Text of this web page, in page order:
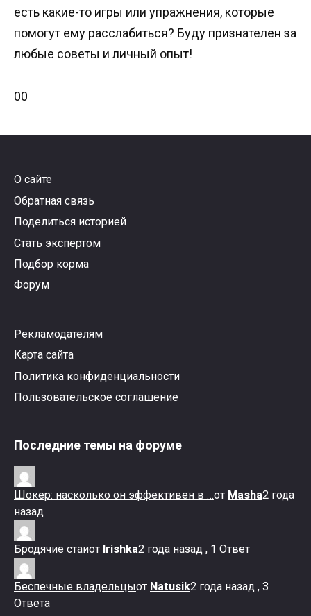
есть какие-то игры или упражнения, которые
помогут ему расслабиться? Буду признателен за
любые советы и личный опыт!
Голосуйте
палец
0Голосуйте
палец
0
О сайте
Обратная связь
Поделиться историей
Стать экспертом
Подбор корма
Форум
Рекламодателям
Карта сайта
Политика конфиденциальности
Пользовательское соглашение
Последние темы на форуме
Шокер: насколько он эффективен в …от Masha2 года
назад
Бродячие стаиот Irishka2 года назад , 1 Ответ
Беспечные владельцыот Natusik2 года назад , 3
Ответа